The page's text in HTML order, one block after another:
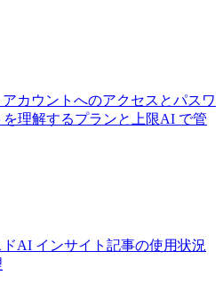
アカウントへのアクセスとパスワ
理解するプランと上限AI で管
AI インサイト 記事の使用状況